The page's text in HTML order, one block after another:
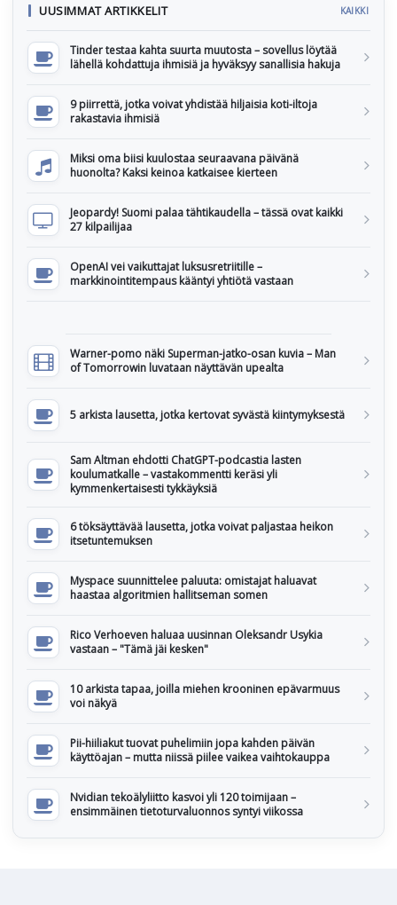
UUSIMMAT ARTIKKELIT KAIKKI
Tinder testaa kahta suurta muutosta – sovellus löytää
lähellä kohdattuja ihmisiä ja hyväksyy sanallisia hakuja
9 piirrettä, jotka voivat yhdistää hiljaisia koti-iltoja
rakastavia ihmisiä
Miksi oma biisi kuulostaa seuraavana päivänä
huonolta? Kaksi keinoa katkaisee kierteen
Jeopardy! Suomi palaa tähtikaudella – tässä ovat kaikki
27 kilpailijaa
OpenAI vei vaikuttajat luksusretriitille –
markkinointitempaus kääntyi yhtiötä vastaan
Warner-pomo näki Superman-jatko-osan kuvia – Man
of Tomorrowin luvataan näyttävän upealta
5 arkista lausetta, jotka kertovat syvästä kiintymyksestä
Sam Altman ehdotti ChatGPT-podcastia lasten
koulumatkalle – vastakommentti keräsi yli
kymmenkertaisesti tykkäyksiä
6 töksäyttävää lausetta, jotka voivat paljastaa heikon
itsetuntemuksen
Myspace suunnittelee paluuta: omistajat haluavat
haastaa algoritmien hallitseman somen
Rico Verhoeven haluaa uusinnan Oleksandr Usykia
vastaan – "Tämä jäi kesken"
10 arkista tapaa, joilla miehen krooninen epävarmuus
voi näkyä
Pii-hiiliakut tuovat puhelimiin jopa kahden päivän
käyttöajan – mutta niissä piilee vaikea vaihtokauppa
Nvidian tekoälyliitto kasvoi yli 120 toimijaan –
ensimmäinen tietoturvaluonnos syntyi viikossa